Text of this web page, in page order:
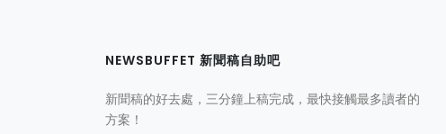
NEWSBUFFET 新聞稿自助吧
新聞稿的好去處，三分鐘上稿完成，最快接觸最多讀者的
方案！